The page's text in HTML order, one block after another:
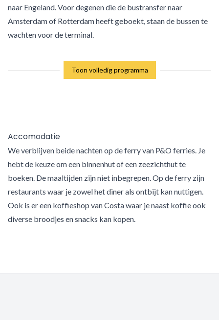
naar Engeland. Voor degenen die de bustransfer naar
Amsterdam of Rotterdam heeft geboekt, staan de bussen te
wachten voor de terminal.
Toon volledig programma
Accomodatie
We verblijven beide nachten op de ferry van P&O ferries. Je
hebt de keuze om een binnenhut of een zeezichthut te
boeken. De maaltijden zijn niet inbegrepen. Op de ferry zijn
restaurants waar je zowel het diner als ontbijt kan nuttigen.
Ook is er een koffieshop van Costa waar je naast koffie ook
diverse broodjes en snacks kan kopen.